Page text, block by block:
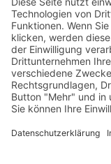
Bewerbungen
Telefon
E-Mail
Erwünschte